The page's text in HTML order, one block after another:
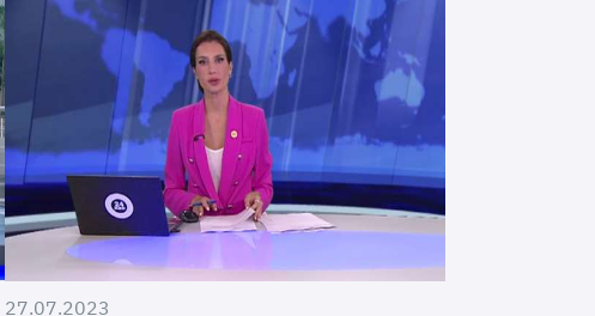
27.07.2023